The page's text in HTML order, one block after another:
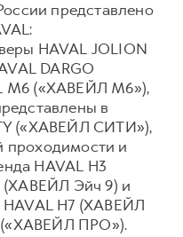
представлено
HAVAL JOLION
DARGO
М6 («ХАВЕЙЛ M6»),
в
(«ХАВЕЙЛ СИТИ»),
проходимости и
HAVAL H3
(ХАВЕЙЛ Эйч 9) и
H7 (ХАВЕЙЛ
(«ХАВЕЙЛ ПРО»).